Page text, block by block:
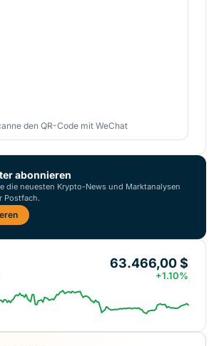
den QR-Code mit WeChat
abonnieren
die neuesten Krypto-News und Marktanalysen
Postfach.
63.466,00 $
+1.10%